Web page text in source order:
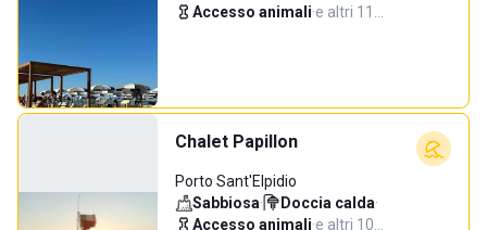
Accesso animali·e altri 11…
Chalet Papillon
Porto Sant'Elpidio
Sabbiosa· Doccia calda·
Accesso animali·e altri 10…